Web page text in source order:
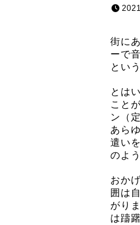
街に
ーで
とい
とは
こと
ン（
あら
遣い
のよ
おか
囲は
がり
は躊